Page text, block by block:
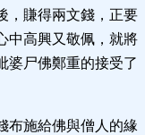
，賺得兩文錢，正要
中高興又敬佩，就將
婆尸佛鄭重的接受了
布施給佛與僧人的緣